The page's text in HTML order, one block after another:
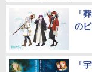
「
の
「